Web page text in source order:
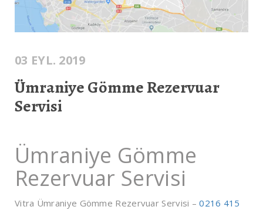
03 EYL. 2019
Ümraniye Gömme Rezervuar
Servisi
Ümraniye Gömme
Rezervuar Servisi
Vitra Ümraniye Gömme Rezervuar Servisi –0216 415